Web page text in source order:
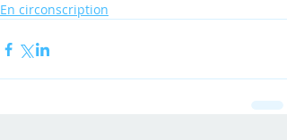
En circonscription